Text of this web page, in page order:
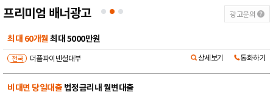
프리미엄 배너광고 광고문의
당장 급하신분선이자X수수료X
전국 24시전국당일승인대부중개 상세보기 통화하기
법정금리 당일대출비대면 당일 승인